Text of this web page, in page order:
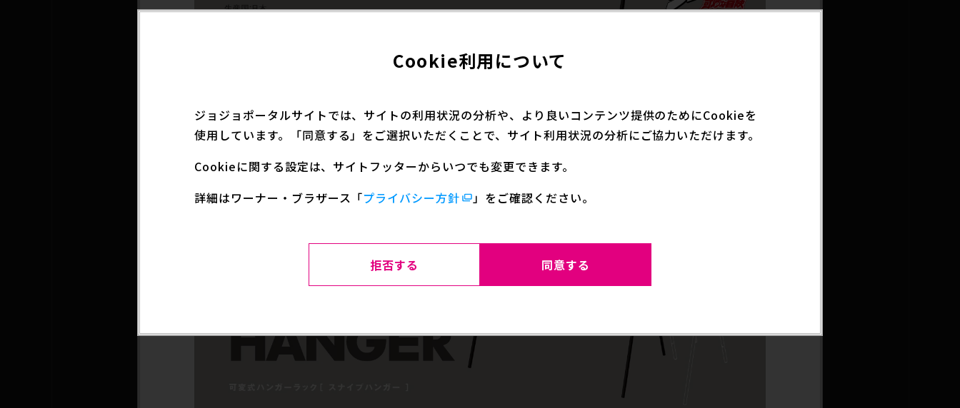
Cookie利用について
ジョジョポータルサイトでは、サイトの利用状況の分析や、より良いコンテンツ提供のためにCookieを
使用しています。「同意する」をご選択いただくことで、サイト利用状況の分析にご協力いただけます。
Cookieに関する設定は、サイトフッターからいつでも変更できます。
詳細はワーナー・ブラザース 「プライバシー方針 」をご確認ください。
拒否する 同意する